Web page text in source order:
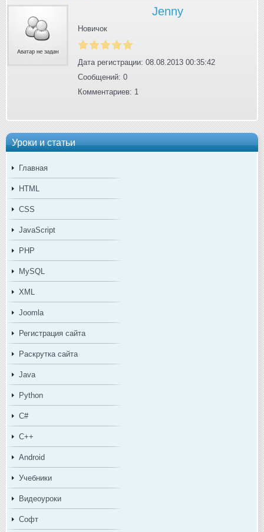
Уроки и статьи
Главная
HTML
CSS
JavaScript
PHP
MySQL
XML
Joomla
Регистрация сайта
Раскрутка сайта
Java
Python
C#
C++
Android
Учебники
Видеоуроки
Софт
Jenny
Новичок
Дата регистрации: 08.08.2013 00:35:42
Сообщений: 0
Комментариев: 1